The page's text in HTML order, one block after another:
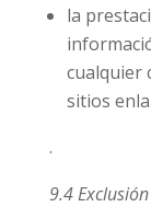
la
cualquier
sitios
.
9.4